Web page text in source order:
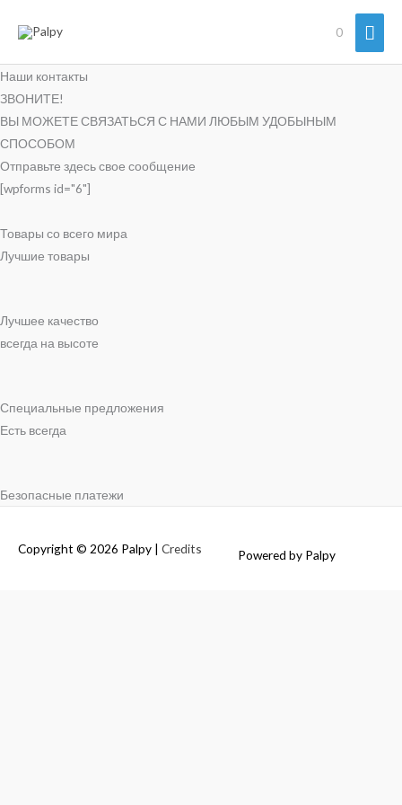
0
Наши контакты
ЗВОНИТЕ!
ВЫ МОЖЕТЕ СВЯЗАТЬСЯ С НАМИ ЛЮБЫМ УДОБЫНЫМ
СПОСОБОМ
Отправьте здесь свое сообщение
[wpforms id="6"]
Товары со всего мира
Лучшие товары
Лучшее качество
всегда на высоте
Специальные предложения
Есть всегда
Безопасные платежи
Copyright © 2026 Palpy | Credits Powered by Palpy